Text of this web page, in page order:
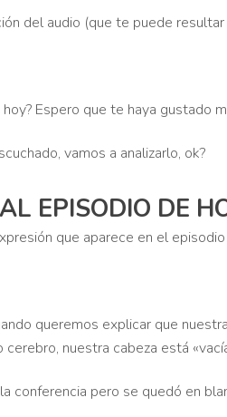
del audio (que te puede
Espero que te haya gustado
vamos a analizarlo, ok?
EPISODIO DE
que aparece en el
queremos explicar que
nuestra cabeza está
conferencia pero se quedó en